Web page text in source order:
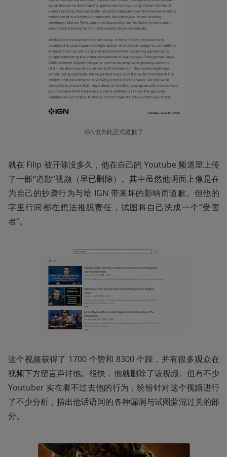
IGN也为此正式道歉了
就在 Filip 被开除没多久，他在自己的 Youtube 频道里上传
了一部“道歉”视频（早已删除）。其中虽然他明面上像是在
为自己的抄袭行为与给 IGN 带来坏的影响而道歉。但他的
字里行间都在想法推脱责任，试图将自己洗成一个“受害
者”。
这个视频获得了 1700 个赞和 8300 个踩，并有很多观众在
视频下方留言声讨他。很快，他就删除了该视频。但有不少
Youtuber 实在看不过去他的行为，纷纷针对这个视频进行
了不少分析，指出他话语间的各种漏洞与试图蒙混过关的部
分。